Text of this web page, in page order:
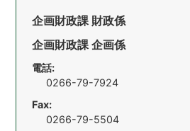
企画財政課 財政係
企画財政課 企画係
電話:
0266-79-7924
Fax:
0266-79-5504